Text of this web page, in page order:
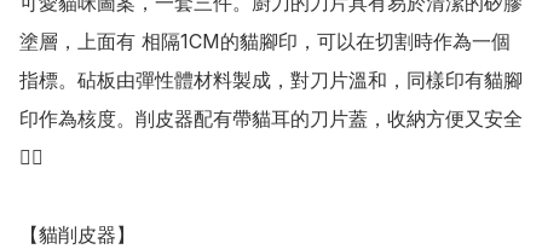
塗層，上面有 相隔1CM的貓腳印，可以在切割時作為一個
指標。砧板由彈性體材料製成，對刀片溫和，同樣印有貓腳
印作為核度。削皮器配有帶貓耳的刀片蓋，收納方便又安全
👍🏻
【貓削皮器】